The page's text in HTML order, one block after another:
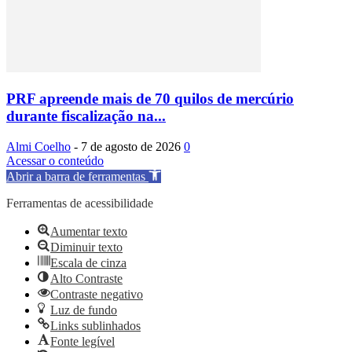
PRF apreende mais de 70 quilos de mercúrio
durante fiscalização na...
Almi Coelho - 7 de agosto de 2026 0
Acessar o conteúdo
Abrir a barra de ferramentas
Ferramentas de acessibilidade
Aumentar texto
Diminuir texto
Escala de cinza
Alto Contraste
Contraste negativo
Luz de fundo
Links sublinhados
Fonte legível